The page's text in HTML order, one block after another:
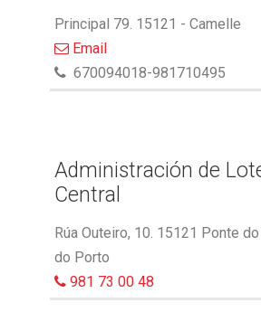
Principal 79. 15121 - Camelle
Email
670094018-981710495
Administración de
Central
Rúa Outeiro, 10. 15121 Ponte
do Porto
981 73 00 48